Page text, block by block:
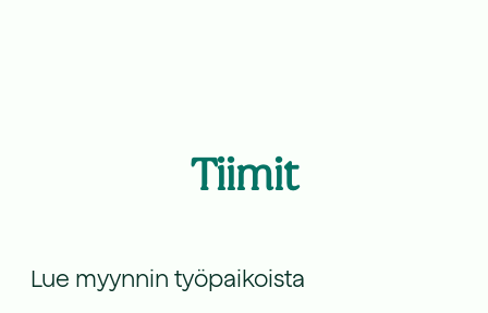
Tiimit
Lue myynnin työpaikoista